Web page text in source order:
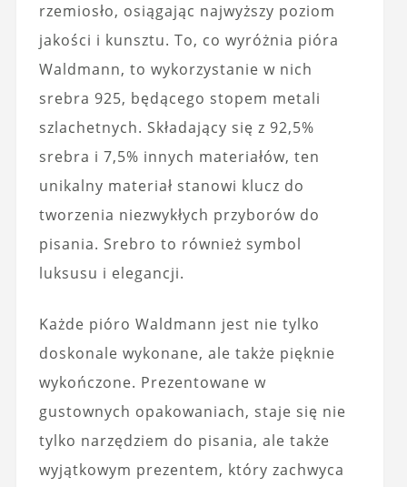
rzemiosło, osiągając najwyższy poziom
jakości i kunsztu. To, co wyróżnia pióra
Waldmann, to wykorzystanie w nich
srebra 925, będącego stopem metali
szlachetnych. Składający się z 92,5%
srebra i 7,5% innych materiałów, ten
unikalny materiał stanowi klucz do
tworzenia niezwykłych przyborów do
pisania. Srebro to również symbol
luksusu i elegancji.
Każde pióro Waldmann jest nie tylko
doskonale wykonane, ale także pięknie
wykończone. Prezentowane w
gustownych opakowaniach, staje się nie
tylko narzędziem do pisania, ale także
wyjątkowym prezentem, który zachwyca